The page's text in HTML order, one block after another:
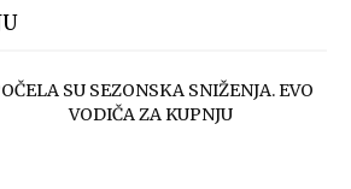
SU SEZONSKA SNIŽENJA. EVO
VODIČA ZA KUPNJU